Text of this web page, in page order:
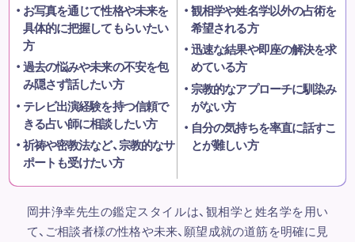
お写真を通じて性格や未来を
具体的に把握してもらいたい
方
過去の悩みや未来の不安を包
み隠さず話したい方
テレビ出演経験を持つ信頼で
きる占い師に相談したい方
祈祷や密教法など、宗教的なサ
ポートも受けたい方
観相学や姓名学以外の占術を
希望される方
迅速な結果や即座の解決を求
めている方
宗教的なアプローチに馴染み
がない方
自分の気持ちを率直に話すこ
とが難しい方
岡井浄幸先生の鑑定スタイルは、観相学と姓名学を用い
て、ご相談者様の性格や未来、願望成就の道筋を明確に見